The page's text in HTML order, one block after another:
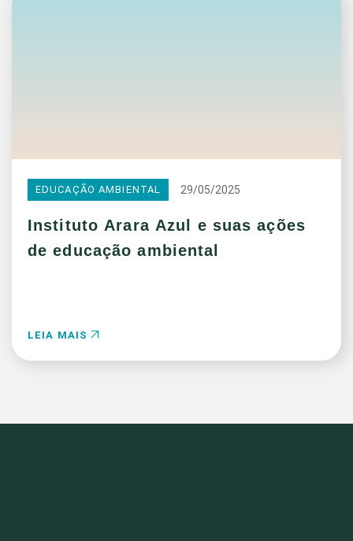
EDUCAÇÃO AMBIENTAL 29/05/2025
Instituto Arara Azul e suas ações
de educação ambiental
LEIA MAIS